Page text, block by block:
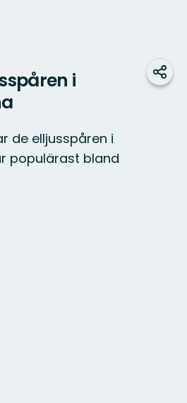
i
de elljusspåren i
populärast bland
Dela